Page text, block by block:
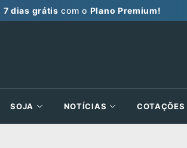
7 dias grátis com o Plano Premium!
SOJA NOTÍCIAS COTAÇÕES